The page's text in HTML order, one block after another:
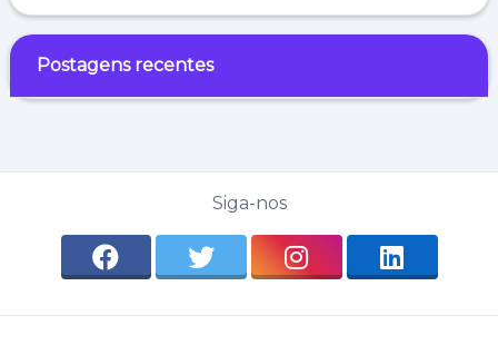
Postagens recentes
Siga-nos